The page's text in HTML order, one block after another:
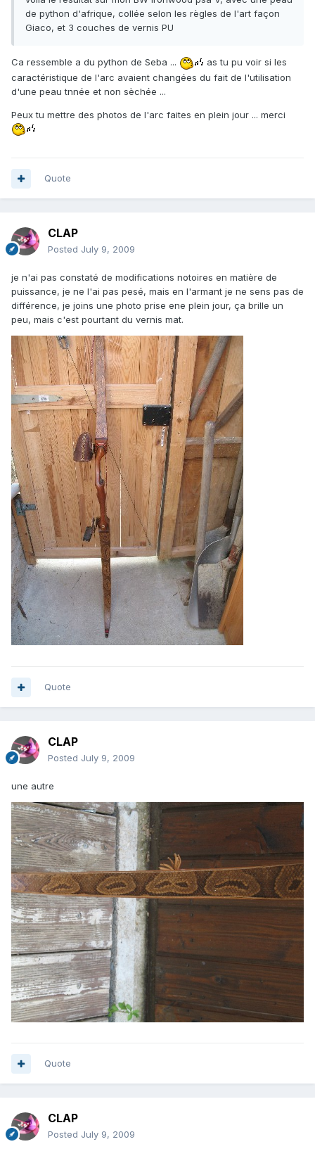
de python d'afrique, collée selon les règles de l'art façon
Giaco, et 3 couches de vernis PU
Ca ressemble a du python de Seba ...
as tu pu voir si les
caractéristique de l'arc avaient changées du fait de l'utilisation
d'une peau tnnée et non sèchée ...
Peux tu mettre des photos de l'arc faites en plein jour ... merci
Quote
CLAP
Posted July 9, 2009
je n'ai pas constaté de modifications notoires en matière de
puissance, je ne l'ai pas pesé, mais en l'armant je ne sens pas de
différence, je joins une photo prise ene plein jour, ça brille un
peu, mais c'est pourtant du vernis mat.
Quote
CLAP
Posted July 9, 2009
une autre
Quote
CLAP
Posted July 9, 2009